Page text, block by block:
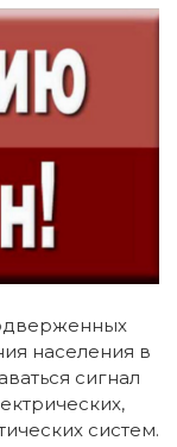
населения в
сигнал
систем.